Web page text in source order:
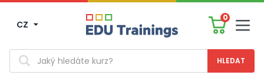
CZ
0
Vyhledávání